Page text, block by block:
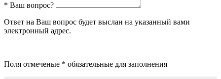
* Ваш вопрос?
Ответ на Ваш вопрос будет выслан на указанный вами
электронный адрес.
Поля отмеченые * обязательные для заполнения